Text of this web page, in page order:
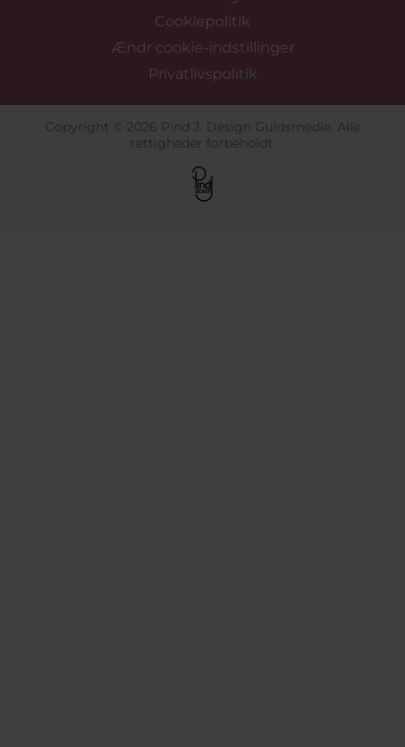
Cookiepolitik
Ændr cookie-indstillinger
Privatlivspolitik
Copyright © 2026 Pind J. Design Guldsmedie. Alle
rettigheder forbeholdt.